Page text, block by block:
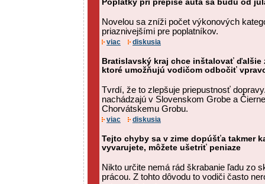
Poplatky pri prepise auta sa budú od
Novelou sa zníži počet výkonových
priaznivejšími pre poplatníkov.
viac diskusia
Bratislavský kraj chce inštalovať ďalšie
ktoré umožňujú vodičom odbočiť
Tvrdí, že to zlepšuje priepustnosť
nachádzajú v Slovenskom Grobe a
Chorvátskemu Grobu.
viac diskusia
Tejto chyby sa v zime dopúšťa takmer
vyvarujete, môžete ušetriť peniaze
Nikto určite nemá rád škrabanie ľadu zo
prácou. Z tohto dôvodu to vodiči často